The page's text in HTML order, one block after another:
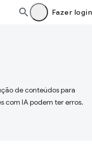
Fazer login
de conteúdos para
com IA podem ter erros.